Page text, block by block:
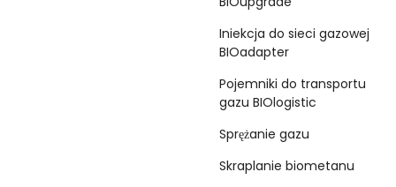
Iniekcja do sieci gazowej
BIOadapter
Pojemniki do transportu
gazu BIOlogistic
Sprężanie gazu
Skraplanie biometanu